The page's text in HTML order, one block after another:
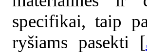
specifikai, taip
ryšiams pasekti [